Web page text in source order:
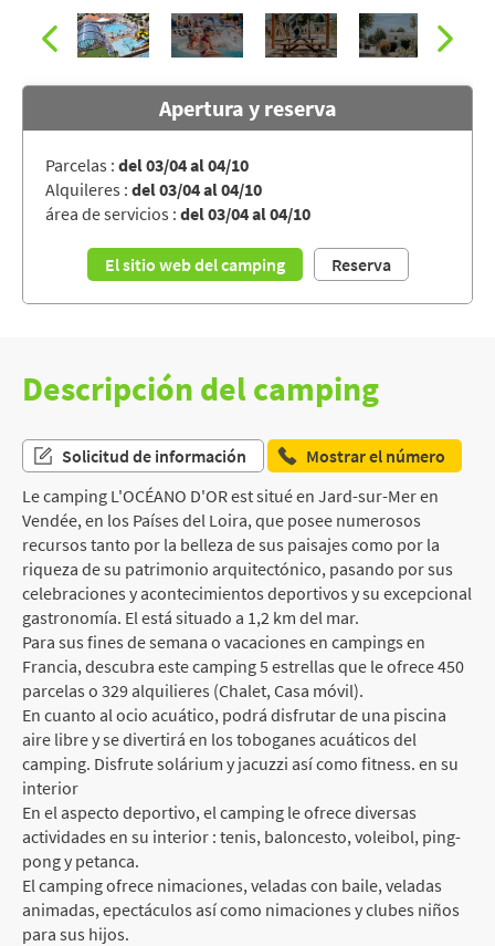
El parque acuático del camping L'OCÉANO D'OR
Apertura y reserva
Parcelas : del 03/04 al 04/10
Alquileres : del 03/04 al 04/10
área de servicios : del 03/04 al 04/10
El sitio web del camping Reserva
Descripción del camping
Solicitud de información
Mostrar el número
Le camping L'OCÉANO D'OR est situé en Jard-sur-Mer en
Vendée, en los Países del Loira, que posee numerosos
recursos tanto por la belleza de sus paisajes como por la
riqueza de su patrimonio arquitectónico, pasando por sus
celebraciones y acontecimientos deportivos y su excepcional
gastronomía. El está situado a 1,2 km del mar.
Para sus fines de semana o vacaciones en campings en
Francia, descubra este camping 5 estrellas que le ofrece 450
parcelas o 329 alquilieres (Chalet, Casa móvil).
En cuanto al ocio acuático, podrá disfrutar de una piscina
aire libre y se divertirá en los toboganes acuáticos del
camping. Disfrute solárium y jacuzzi así como fitness. en su
interior
En el aspecto deportivo, el camping le ofrece diversas
actividades en su interior : tenis, baloncesto, voleibol, ping-
pong y petanca.
El camping ofrece nimaciones, veladas con baile, veladas
animadas, epectáculos así como nimaciones y clubes niños
para sus hijos.